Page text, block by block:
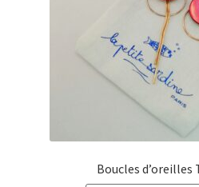
Boucles d’oreilles